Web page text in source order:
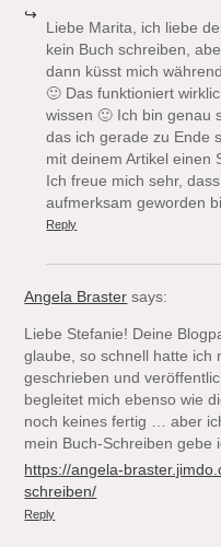
Liebe Marita, ich liebe
kein Buch schreiben,
dann küsst mich
🙂 Das funktioniert
wissen 🙂 Ich bin genau
das ich gerade zu Ende
mit deinem Artikel einen
Ich freue mich sehr,
aufmerksam geworden
Reply
Angela Braster says:
Liebe Stefanie! Deine
glaube, so schnell hatte ich
geschrieben und
begleitet mich ebenso wie
noch keines fertig … aber
mein Buch-Schreiben gebe
https://angela-
schreiben/
Reply